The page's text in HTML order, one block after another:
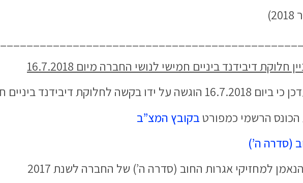
דיבידנד ביניים חמישי לנושי החברה מיום 16.7.2018
ביניים חמישי לנושי החברה.
הרשמי כמפורטבקובץ המצ”ב
(סדרה ה’)
למחזיקי אגרות החוב (סדרה ה’) של החברה לשנת 2017